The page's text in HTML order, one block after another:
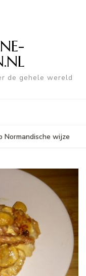
de gehele wereld
Normandische wijze